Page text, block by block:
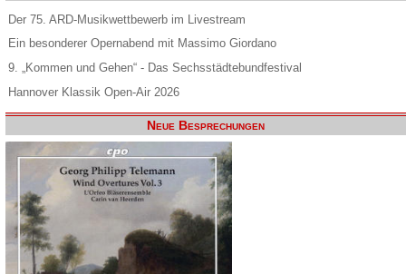
Der 75. ARD-Musikwettbewerb im Livestream
Ein besonderer Opernabend mit Massimo Giordano
9. „Kommen und Gehen“ - Das Sechsstädtebundfestival
Hannover Klassik Open-Air 2026
Neue Besprechungen